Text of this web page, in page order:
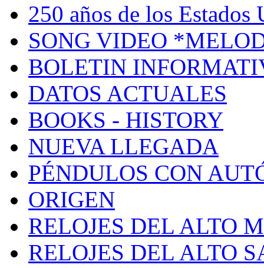
250 años de los
SONG VIDEO
BOLETIN
DATOS ACTUALES
BOOKS - HISTORY
NUEVA LLEGADA
PÉNDULOS CON
ORIGEN
RELOJES DEL ALTO
RELOJES DEL ALTO